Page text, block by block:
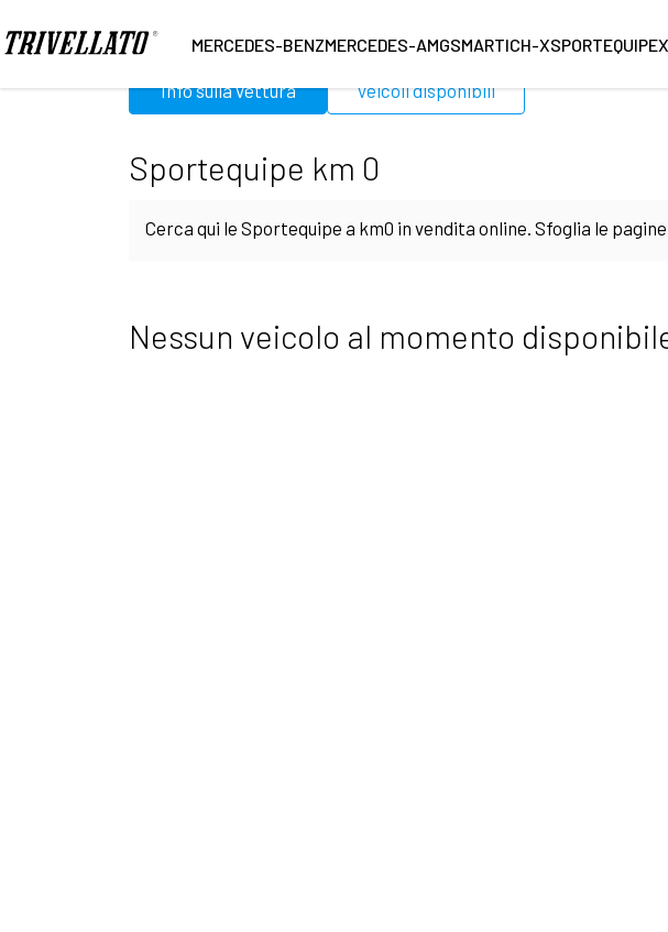
MERCEDES-BENZMERCEDES-AMGSMARTICH-XSPORTEQUIPE
Info sulla vettura Veicoli disponibili
Sportequipe km 0
Cerca qui le Sportequipe a km0 in vendita online. Sfoglia le
stato di mantenimento sia della carrozzeria che degli interni.
Nessun veicolo al momento